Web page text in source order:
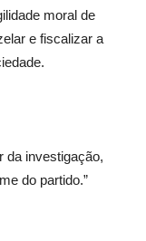
moral de
e fiscalizar a
da investigação,
do partido.”